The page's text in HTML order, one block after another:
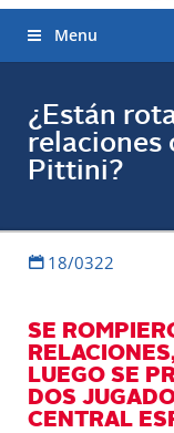
Menu
¿Están
relaciones
Pittini?
18/0322
SE
LUEGO SE
DOS
CENTRAL